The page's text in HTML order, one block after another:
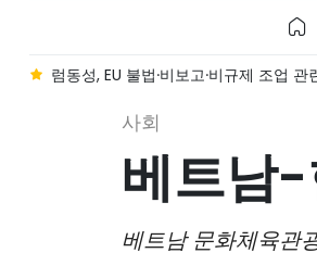
럼동성, EU 불법·비보고·비규제 조업
사회
베트남-
베트남 문화체육관